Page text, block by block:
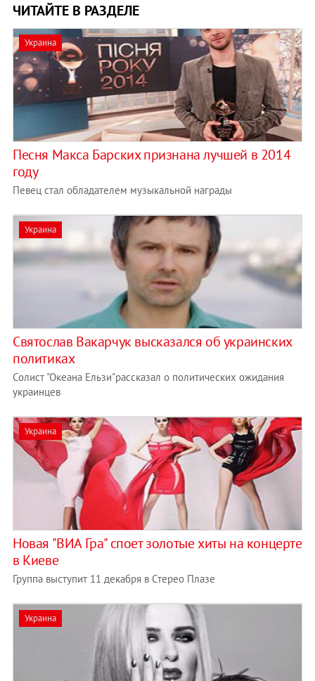
ЧИТАЙТЕ В РАЗДЕЛЕ
Украина
Песня Макса Барских признана лучшей в 2014
году
Певец стал обладателем музыкальной награды
Украина
Святослав Вакарчук высказался об украинских
политиках
Солист "Океана Ельзи"рассказал о политических ожидания
украинцев
Украина
Новая "ВИА Гра" споет золотые хиты на концерте
в Киеве
Группа выступит 11 декабря в Стерео Плазе
Украина